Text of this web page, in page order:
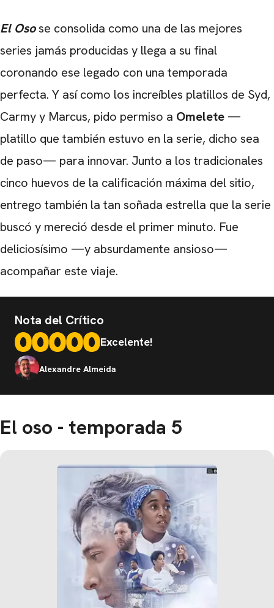
El Osose consolida como una de las mejores
series jamás producidas y llega a su final
coronando ese legado con una temporada
perfecta. Y así como los increíbles platillos de Syd,
Carmy y Marcus, pido permiso a Omelete —
platillo que también estuvo en la serie, dicho sea
de paso— para innovar. Junto a los tradicionales
cinco huevos de la calificación máxima del sitio,
entrego también la tan soñada estrella que la serie
buscó y mereció desde el primer minuto. Fue
deliciosísimo —y absurdamente ansioso—
acompañar este viaje.
Nota del Crítico
Excelente!
Alexandre Almeida
El oso - temporada 5